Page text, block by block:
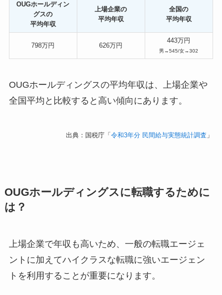
OUGホールディン
グスの
平均年収
上場企業の
平均年収
全国の
平均年収
798万円 626万円
443万円
男→545/女→302
OUGホールディングスの平均年収は、上場企業や
全国平均と比較すると高い傾向にあります。
出典：国税庁「令和3年分 民間給与実態統計調査 」
OUGホールディングスに転職するために
は？
上場企業で年収も高いため、一般の転職エージェ
ントに加えてハイクラスな転職に強いエージェン
トを利用することが重要になります。